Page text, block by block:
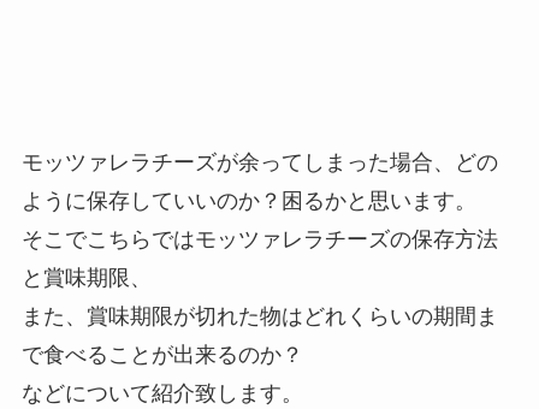
モッツァレラチーズが余ってしまった場合、どの
ように保存していいのか？困るかと思います。
そこでこちらではモッツァレラチーズの保存方法
と賞味期限、
また、賞味期限が切れた物はどれくらいの期間ま
で食べることが出来るのか？
などについて紹介致します。